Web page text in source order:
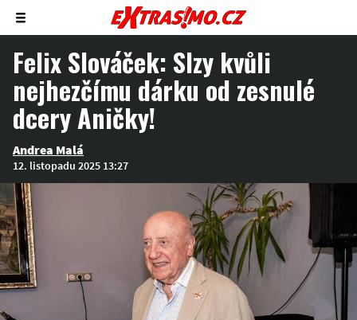
Zobrazit/skrýt
menu
Felix Slováček: Slzy kvůli
nejhezčímu dárku od zesnulé
dcery Aničky!
Andrea Malá
12. listopadu 2025 13:27